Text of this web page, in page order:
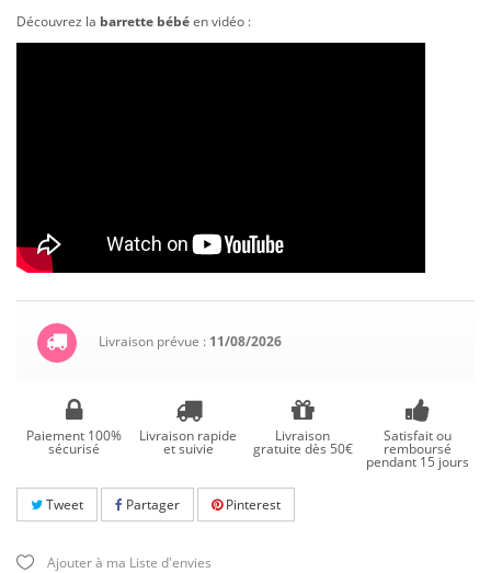
Découvrez la barrette bébéen vidéo :
Livraison prévue : 11/08/2026
Paiement 100%
sécurisé
Livraison rapide
et suivie
Livraison
gratuite dès 50€
Satisfait ou
remboursé
pendant 15 jours
Tweet Partager Pinterest
Ajouter à ma Liste d'envies